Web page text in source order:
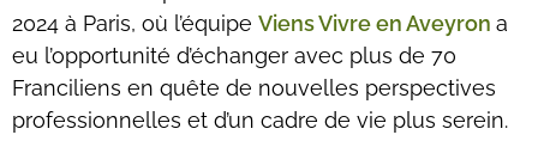
2024 à Paris, où l’équipe Viens Vivre en Aveyron a
eu l’opportunité d’échanger avec plus de 70
Franciliens en quête de nouvelles perspectives
professionnelles et d’un cadre de vie plus serein.